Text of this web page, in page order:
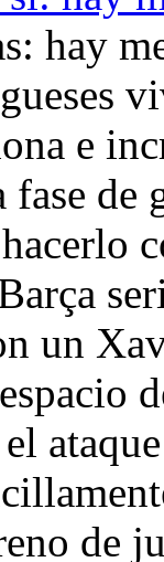
hay
e
de
un
de